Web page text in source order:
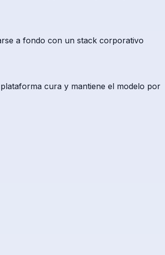
a fondo con un stack corporativo
cura y mantiene el modelo por